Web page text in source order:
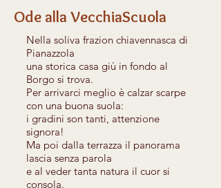
Ode alla VecchiaScuola
Nella soliva frazion chiavennasca di
Pianazzola
una storica casa giù in fondo al
Borgo si trova.
Per arrivarci meglio è calzar scarpe
con una buona suola:
i gradini son tanti, attenzione
signora!
Ma poi dalla terrazza il panorama
lascia senza parola
e al veder tanta natura il cuor si
consola.